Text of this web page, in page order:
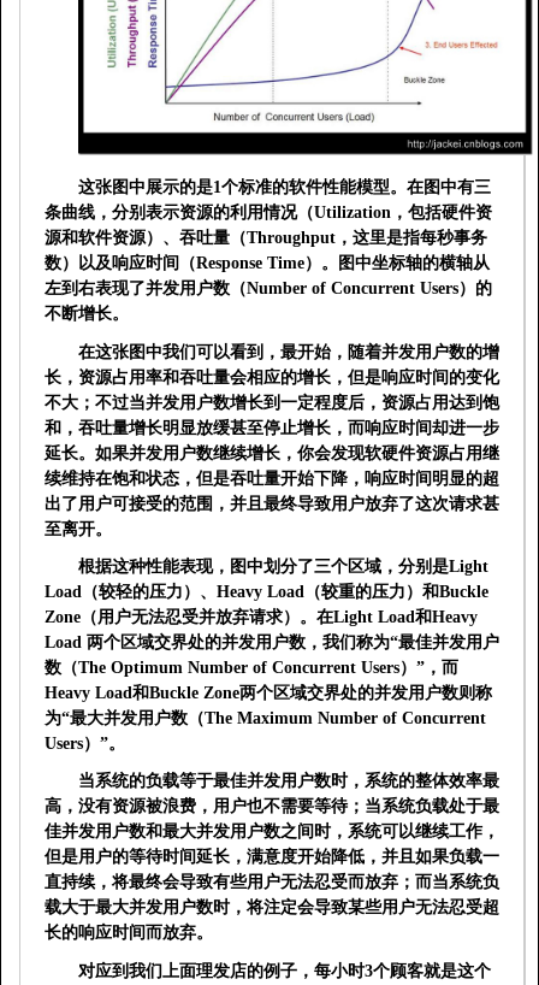
这张图中展示的是1个标准的软件性能模型。在图中有三
条曲线，分别表示资源的利用情况（Utilization ，包括硬件资
源和软件资源）、 吞吐量 （Throughput ，这里是指每秒事务
数）以及响应时间 （Response Time）。图中坐标轴的横轴从
左到右表现了并发用户数 （Number of Concurrent Users）的
不断增长。
在这张图中我们可以看到，最开始，随着并发用户数的增
长，资源占用率和吞吐量会相应的增长，但是响应时间的变化
不大；不过当并发用户数增长到一定程度后，资源占用达到饱
和，吞吐量增长明显放缓甚至停止增长，而响应时间却进一步
延长。如果并发用户数继续增长，你会发现软硬件资源占用继
续维持在饱和状态，但是吞吐量开始下降，响应时间明显的超
出了用户可接受的范围，并且最终导致用户放弃了这次请求甚
至离开。
根据这种性能表现，图中划分了三个区域，分别是Light
Load （较轻的压力）、 Heavy Load （较重的压力）和Buckle
Zone （用户无法忍受并放弃请求）。在Light Load和Heavy
Load 两个区域交界处的并发用户数，我们称为“最佳并发用户
数（The Optimum Number of Concurrent Users） ”，而
Heavy Load和Buckle Zone两个区域交界处的并发用户数则称
为“最大并发用户数（The Maximum Number of Concurrent
Users） ”。
当系统的负载等于最佳并发用户数时，系统的整体效率最
高，没有资源被浪费，用户也不需要等待；当系统负载处于最
佳并发用户数和最大并发用户数之间时，系统可以继续工作，
但是用户的等待时间延长，满意度开始降低，并且如果负载一
直持续，将最终会导致有些用户无法忍受而放弃；而当系统负
载大于最大并发用户数时，将注定会导致某些用户无法忍受超
长的响应时间而放弃。
对应到我们上面理发店的例子，每小时3个顾客就是这个